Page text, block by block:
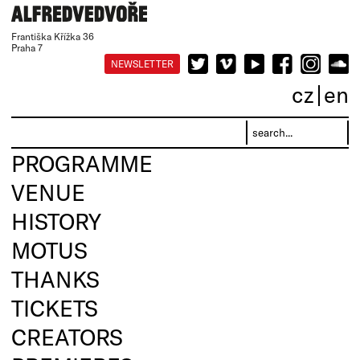
Františka Křížka 36
Praha 7
NEWSLETTER
cz en
PROGRAMME
VENUE
HISTORY
MOTUS
THANKS
TICKETS
CREATORS